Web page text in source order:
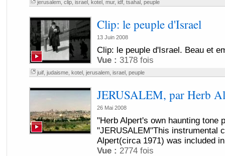
jerusalem, clip, israel, kotel, mur, idf, tsahal, peuple
Clip: le peuple d'Israel
13 Juin 2008
Clip: le peuple d'Israel. Beau et
Vue : 3178 fois
juif, judaisme, kotel, jerusalem, israel, peuple
JERUSALEM, par Herb
26 Mai 2008
"Herb Alpert's own haunting tone
"JERUSALEM"This instrumental
Alpert(circa 1971) was included
Vue : 2774 fois